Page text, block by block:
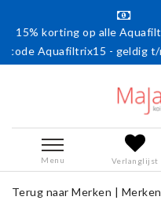
producten, met de
t/m 31 augustus.
Menu Verlanglijst
Terug naar Merken | Merken